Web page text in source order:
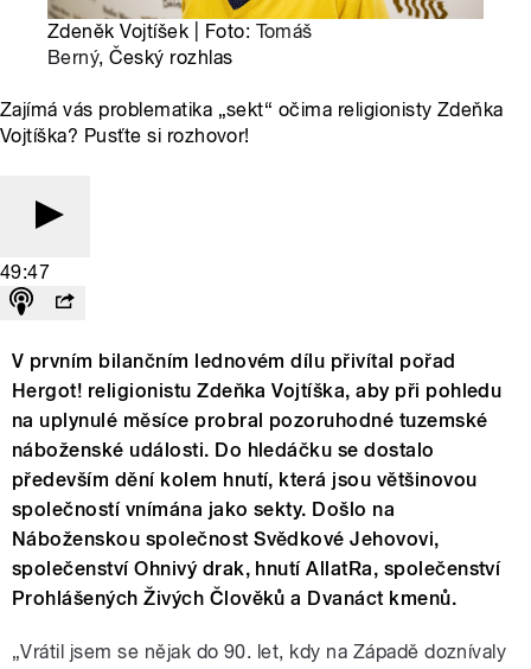
Zdeněk Vojtíšek | Foto: Tomáš
Berný, Český rozhlas
Zajímá vás problematika „sekt“ očima religionisty Zdeňka
Vojtíška? Pusťte si rozhovor!
49:47
V prvním bilančním lednovém dílu přivítal pořad
Hergot! religionistu Zdeňka Vojtíška, aby při pohledu
na uplynulé měsíce probral pozoruhodné tuzemské
náboženské události. Do hledáčku se dostalo
především dění kolem hnutí, která jsou většinovou
společností vnímána jako sekty. Došlo na
Náboženskou společnost Svědkové Jehovovi,
společenství Ohnivý drak, hnutí AllatRa, společenství
Prohlášených Živých Člověků a Dvanáct kmenů.
„Vrátil jsem se nějak do 90. let, kdy na Západě doznívaly